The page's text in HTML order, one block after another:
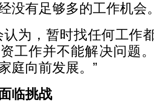
没有足够多的工作机会
认为，暂时找任何工作
工作并不能解决问题
庭向前发展。”
临挑战